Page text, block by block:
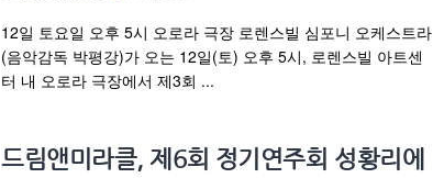
12일 토요일 오후 5시 오로라 극장 로렌스빌 심포니 오케스트라
(음악감독 박평강)가 오는 12일(토) 오후 5시, 로렌스빌 아트센
터 내 오로라 극장에서 제3회 ...
드림앤미라클, 제6회 정기연주회 성황리에